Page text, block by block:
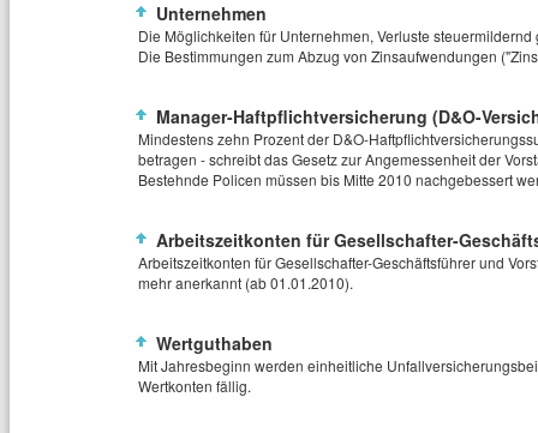
Unternehmen
Die Möglichkeiten für Unternehmen, Verluste
Die Bestimmungen zum Abzug von Zinsaufwendungen
Manager-Haftpflichtversicherung (D&O-
Mindestens zehn Prozent der D&O-
betragen - schreibt das Gesetz zur Angemessenheit der
Bestehnde Policen müssen bis Mitte 2010 nachgebessert
Arbeitszeitkonten für Gesellschafter-
Arbeitszeitkonten für Gesellschafter-Geschäftsführer und
mehr anerkannt (ab 01.01.2010).
Wertguthaben
Mit Jahresbeginn werden einheitliche
Wertkonten fällig.